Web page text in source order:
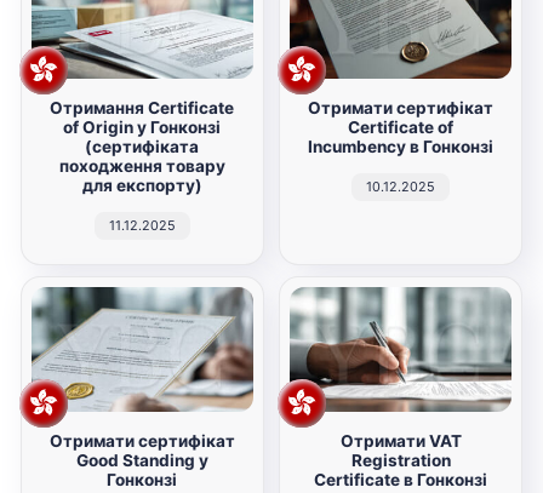
Отримання Certificate
of Origin у Гонконзі
(сертифіката
походження товару
для експорту)
11.12.2025
Отримати сертифікат
Certificate of
Incumbency в Гонконзі
10.12.2025
Отримати сертифікат
Good Standing у
Гонконзі
Отримати VAT
Registration
Certificate в Гонконзі